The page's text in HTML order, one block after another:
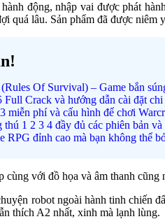
động, nhập vai được phát
quá lâu. Sản phẩm đã được niêm
Of Survival) – Game bắn
Crack và hướng dẫn cài đặt chi
miễn phí và cấu hình để chơi
thú 1 2 3 4 đầy đủ các phiên bản
RPG đỉnh cao mà bạn không thể
với đồ họa và âm thanh
robot ngoài hành tinh chiến
thích A2 nhất, xinh mà lạnh lùng.